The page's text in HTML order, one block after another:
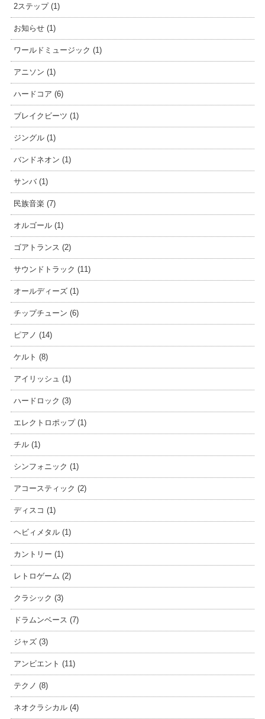
2ステップ (1)
お知らせ (1)
ワールドミュージック (1)
アニソン (1)
ハードコア (6)
ブレイクビーツ (1)
ジングル (1)
バンドネオン (1)
サンバ (1)
民族音楽 (7)
オルゴール (1)
ゴアトランス (2)
サウンドトラック (11)
オールディーズ (1)
チップチューン (6)
ピアノ (14)
ケルト (8)
アイリッシュ (1)
ハードロック (3)
エレクトロポップ (1)
チル (1)
シンフォニック (1)
アコースティック (2)
ディスコ (1)
ヘビィメタル (1)
カントリー (1)
レトロゲーム (2)
クラシック (3)
ドラムンベース (7)
ジャズ (3)
アンビエント (11)
テクノ (8)
ネオクラシカル (4)